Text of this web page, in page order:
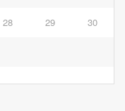
28 29 30